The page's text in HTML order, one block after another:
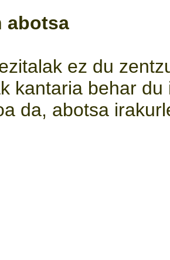
abotsa
ez du
kantaria behar
da, abotsa